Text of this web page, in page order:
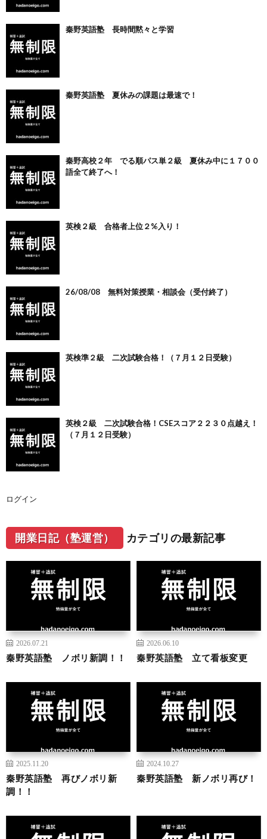
秦野英語塾 長時間黙々と学習
秦野英語塾 夏休みの課題は最速で！
秦野高校２年 でる順パス単２級 夏休み中に１７００
語全て終了へ！
英検２級 合格者上位２%入り！
26/08/08 無料対策授業・相談会（受付終了）
英検準２級 二次試験合格！（７月１２日受験）
英検２級 二次試験合格！CSEスコア２２３０点越え！
（７月１２日受験）
ログイン
開業日記（塾運営） カテゴリの最新記事
2026.07.21
秦野英語塾 ノボリ新調！！
2026.06.10
秦野英語塾 立て看板変更
2025.11.20
秦野英語塾 再びノボリ新
調！！
2024.10.27
秦野英語塾 新ノボリ再び！